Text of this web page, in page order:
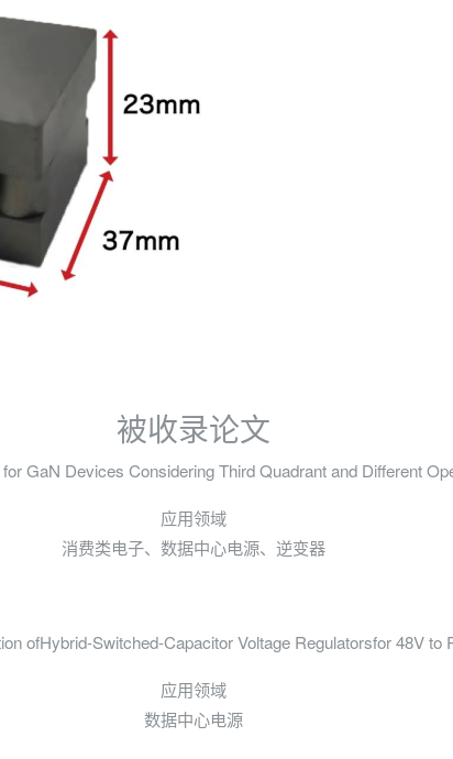
被收录论文
GaN Devices Considering Third Quadrant and Different
应用领域
消费类电子、数据中心电源、逆变器
ofHybrid-Switched-Capacitor Voltage Regulatorsfor 48V to
应用领域
数据中心电源